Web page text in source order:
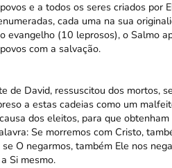
e a todos os seres criados por
cada uma na sua
evangelho (10 leprosos), o Salmo
com a salvação.
de David, ressuscitou dos mortos,
a estas cadeias como um
dos eleitos, para que
Se morremos com Cristo,
O negarmos, também Ele nos
Si mesmo.